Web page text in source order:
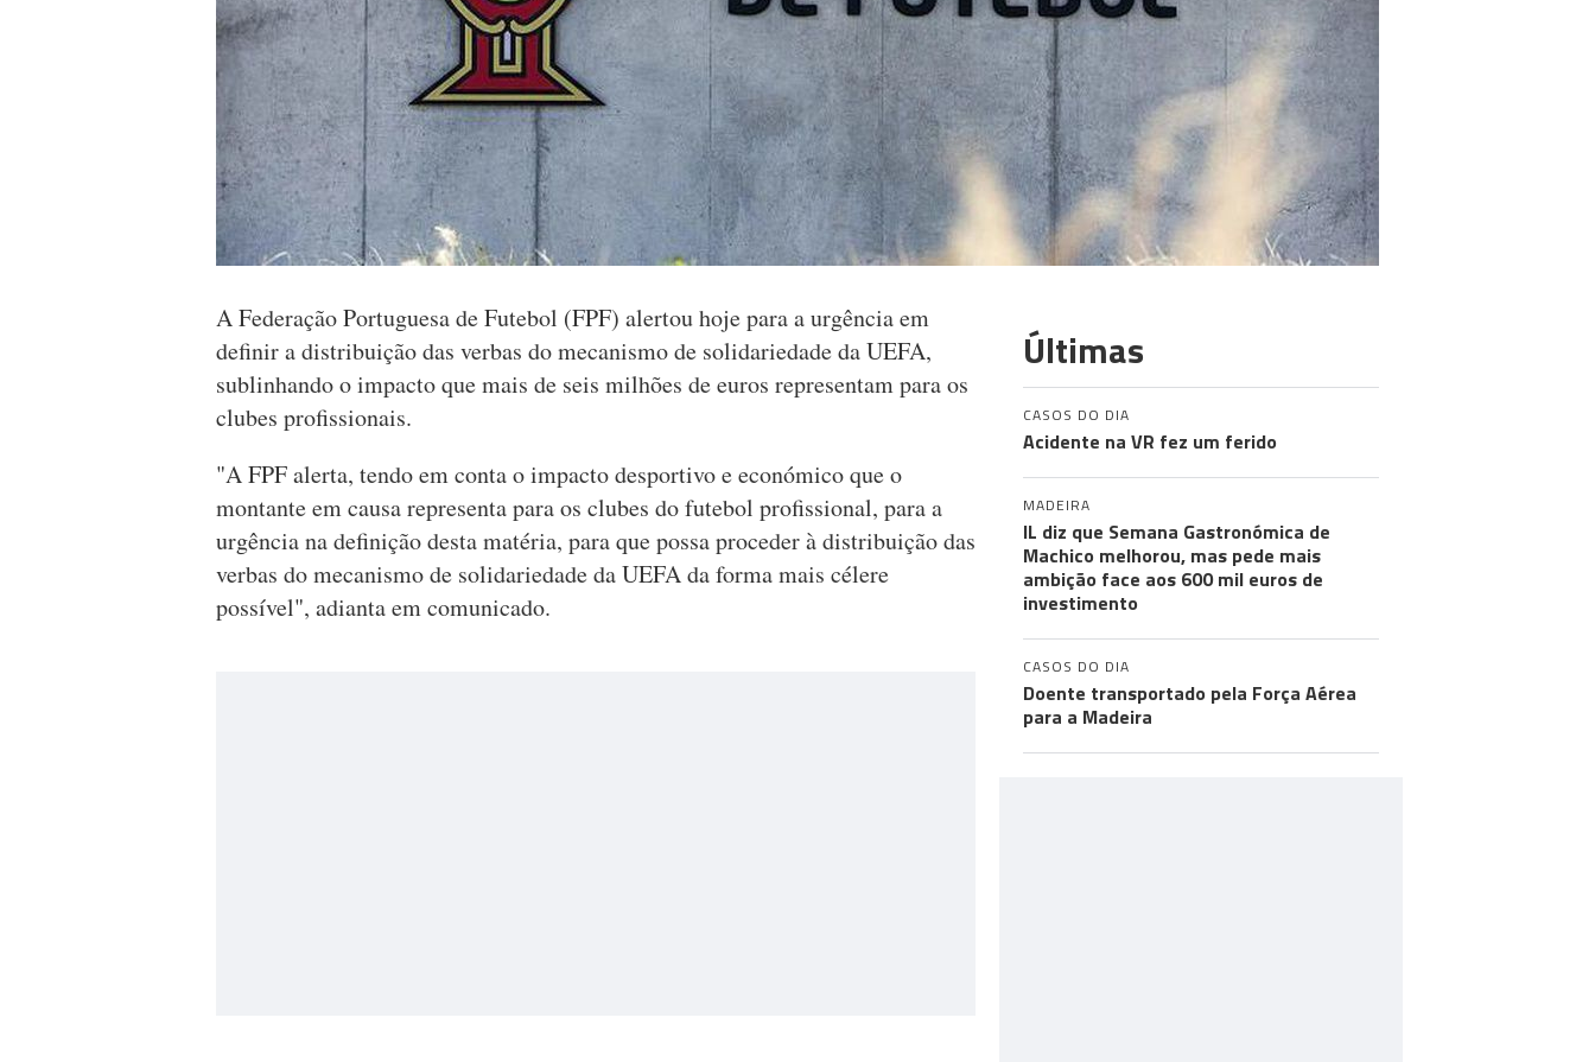
A Federação Portuguesa de Futebol (FPF) alertou hoje para a urgência em
definir a distribuição das verbas do mecanismo de solidariedade da UEFA,
sublinhando o impacto que mais de seis milhões de euros representam para os
clubes profissionais.
"A FPF alerta, tendo em conta o impacto desportivo e económico que o
montante em causa representa para os clubes do futebol profissional, para a
urgência na definição desta matéria, para que possa proceder à distribuição das
verbas do mecanismo de solidariedade da UEFA da forma mais célere
possível", adianta em comunicado.
Últimas
CASOS DO DIA
Acidente na VR fez um ferido
MADEIRA
IL diz que Semana Gastronómica de
Machico melhorou, mas pede mais
ambição face aos 600 mil euros de
investimento
CASOS DO DIA
Doente transportado pela Força Aérea
para a Madeira